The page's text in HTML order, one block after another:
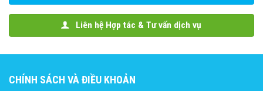
Liên hệ Hợp tác & Tư vấn dịch vụ
CHÍNH SÁCH VÀ ĐIỀU KHOẢN